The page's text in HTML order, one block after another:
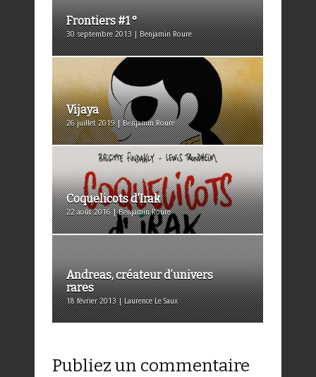
Frontiers #1 °
30 septembre 2013 | Benjamin Roure
Vijaya
26 juillet 2019 | Benjamin Roure
Coquelicots d’Irak
22 août 2016 | Benjamin Roure
Andreas, créateur d’univers
rares
18 février 2013 | Laurence Le Saux
Publiez un commentaire